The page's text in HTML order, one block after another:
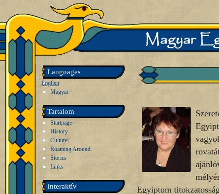
Languages
English
Magyar
Tartalom
Startpage
History
Culture
Roaming Around
Stories
Links
Interaktív
Egyiptom